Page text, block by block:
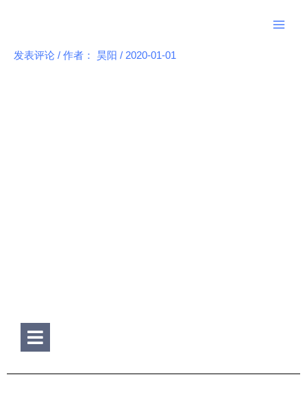
发表评论 / 作者： 昊阳 / 2020-01-01
Hamburger Toggle Menu
Post